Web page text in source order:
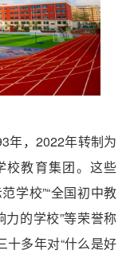
年，2022年转制为
校教育集团。这些
学校”“全国初中教
力的学校”等荣誉称
多年对“什么是好